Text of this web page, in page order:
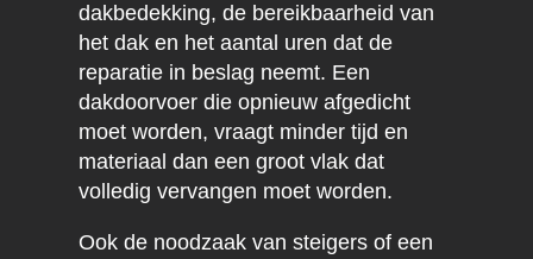
dakbedekking, de bereikbaarheid van
het dak en het aantal uren dat de
reparatie in beslag neemt. Een
dakdoorvoer die opnieuw afgedicht
moet worden, vraagt minder tijd en
materiaal dan een groot vlak dat
volledig vervangen moet worden.
Ook de noodzaak van steigers of een